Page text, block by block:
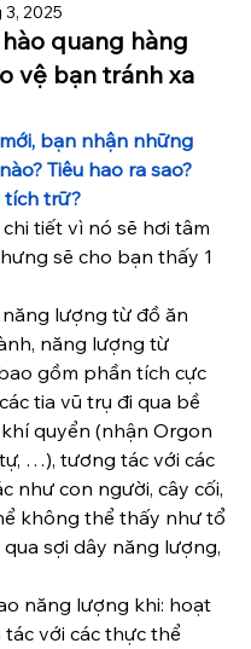
2025
quang hàng
vệ bạn tránh xa
bạn nhận những
Tiêu hao ra sao?
tích trữ?
tiết vì nó sẽ hơi tâm
sẽ cho bạn thấy 1
năng lượng từ đồ ăn
năng lượng từ
gồm phần tích cực
tia vũ trụ đi qua bề
quyển (nhận Orgon
…), tương tác với các
như con người, cây cối,
không thể thấy như tổ
sợi dây năng lượng,
năng lượng khi: hoạt
với các thực thể